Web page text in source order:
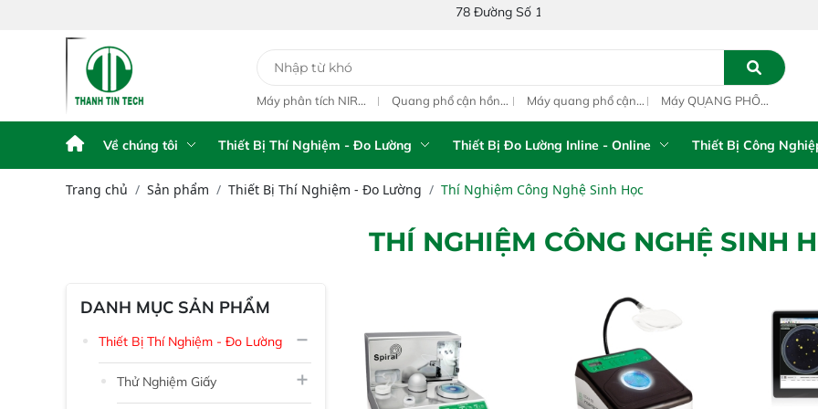
78 Đường Số 1A, Khu Phố 4, Phường Bình Tân, Thành phố Hồ Chí Minh,
Phân Tích Điện
Máy Phân Tích Điện
Máy phân tích NIR
Quang phổ cận hồng
Máy quang phổ cận
NIR Analyzer
Máy QUANG PHỔ
Vista-R
Về chúng tôi Thiết Bị Thí Nghiệm - Đo Lường Thiết Bị Đo Lường Inline - Online Thiết Bị Công
Trang chủ Sản phẩm Thiết Bị Thí Nghiệm - Đo Lường Thí Nghiệm Công Nghệ Sinh Học
THÍ NGHIỆM CÔNG NGHỆ SINH
DANH MỤC SẢN PHẨM
Thiết Bị Thí Nghiệm - Đo Lường
Thử Nghiệm Giấy